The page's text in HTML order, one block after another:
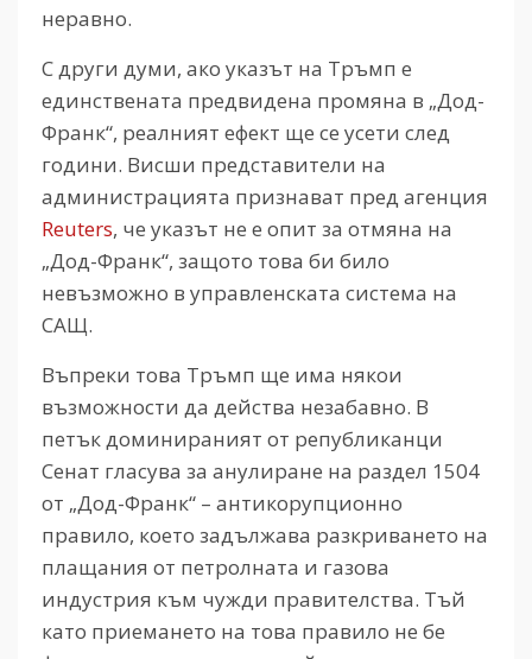
неравно.
С други думи, ако указът на Тръмп е
единствената предвидена промяна в „Дод-
Франк“, реалният ефект ще се усети след
години. Висши представители на
администрацията признават пред агенция
Reuters, че указът не е опит за отмяна на
„Дод-Франк“, защото това би било
невъзможно в управленската система на
САЩ.
Въпреки това Тръмп ще има някои
възможности да действа незабавно. В
петък доминираният от републиканци
Сенат гласува за анулиране на раздел 1504
от „Дод-Франк“ – антикорупционно
правило, което задължава разкриването на
плащания от петролната и газова
индустрия към чужди правителства. Тъй
като приемането на това правило не бе